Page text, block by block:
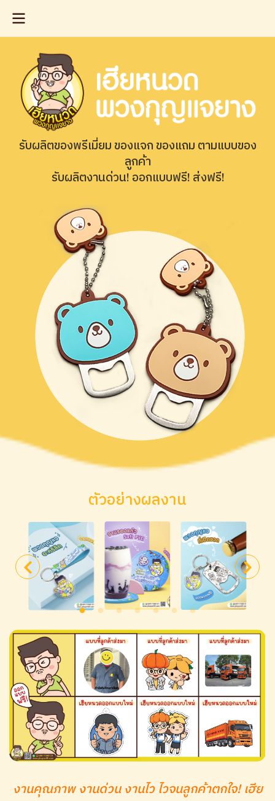
รับผลิตของพรีเมี่ยม ของแจก ของแถม ตามแบบของ
ลูกค้า
รับผลิตงานด่วน! ออกแบบฟรี! ส่งฟรี!
ตัวอย่างผลงาน
งานคุณภาพ งานด่วน งานไว ไวจนลูกค้าตกใจ! เฮีย